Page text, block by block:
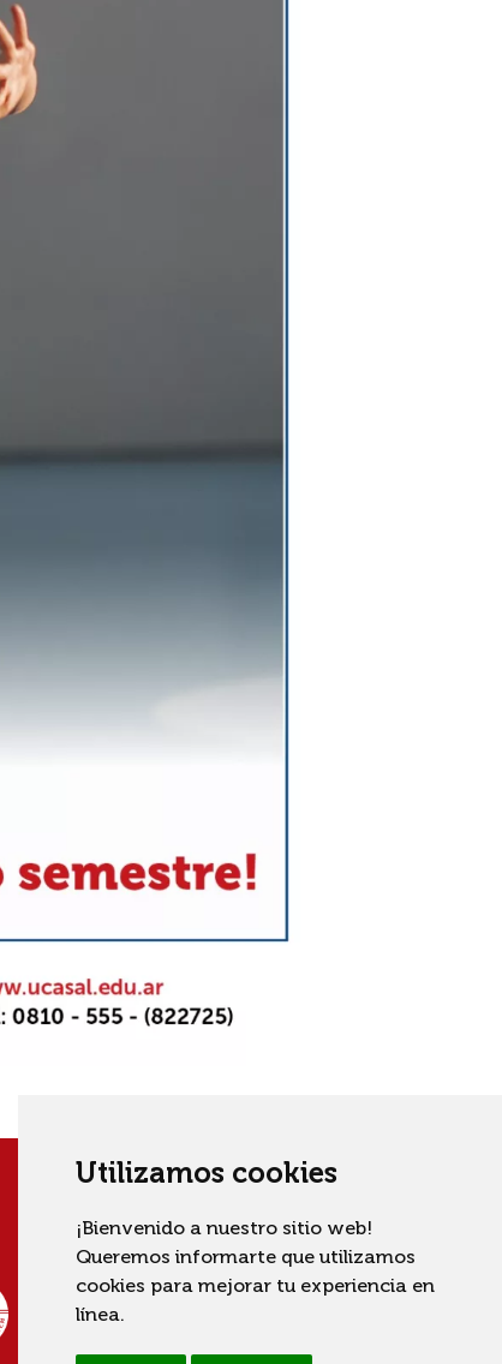
Utilizamos cookies
¡Bienvenido a nuestro sitio web!
Queremos informarte que utilizamos
cookies para mejorar tu experiencia en
línea.